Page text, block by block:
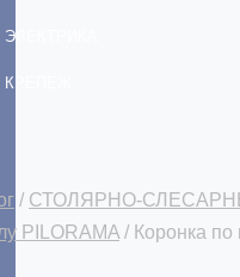
ЭЛЕКТРИКА
КРЕПЕЖ
/ СТОЛЯРНО-
PILORAMA / Коронка